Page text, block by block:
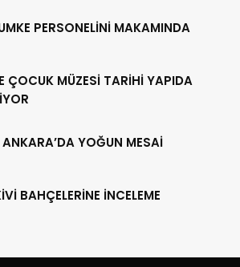
PERSONELİNİ MAKAMINDA
ÇOCUK MÜZESİ TARİHİ YAPIDA
YOĞUN MESAİ
BAHÇELERİNE İNCELEME